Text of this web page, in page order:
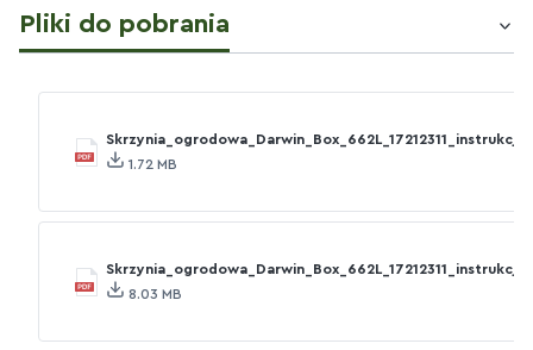
Pliki do pobrania
1.72 MB
8.03 MB